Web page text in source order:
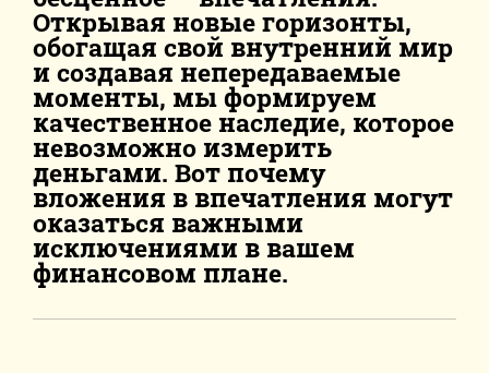
Открывая новые горизонты,
обогащая свой внутренний мир
и создавая непередаваемые
моменты, мы формируем
качественное наследие, которое
невозможно измерить
деньгами. Вот почему
вложения в впечатления могут
оказаться важными
исключениями в вашем
финансовом плане.